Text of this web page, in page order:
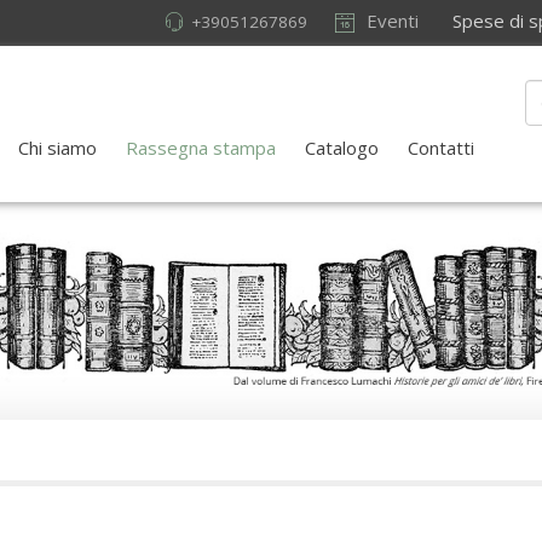
Eventi Spese di
+39051267869
Chi siamo Rassegna stampa Catalogo Contatti